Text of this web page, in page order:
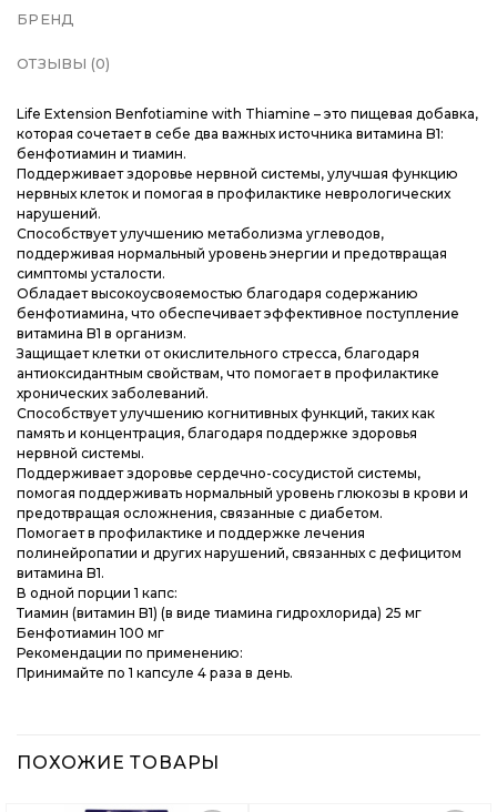
БРЕНД
ОТЗЫВЫ (0)
Life Extension Benfotiamine with Thiamine – это пищевая добавка,
которая сочетает в себе два важных источника витамина B1:
бенфотиамин и тиамин.
Поддерживает здоровье нервной системы, улучшая функцию
нервных клеток и помогая в профилактике неврологических
нарушений.
Способствует улучшению метаболизма углеводов,
поддерживая нормальный уровень энергии и предотвращая
симптомы усталости.
Обладает высокоусвояемостью благодаря содержанию
бенфотиамина, что обеспечивает эффективное поступление
витамина B1 в организм.
Защищает клетки от окислительного стресса, благодаря
антиоксидантным свойствам, что помогает в профилактике
хронических заболеваний.
Способствует улучшению когнитивных функций, таких как
память и концентрация, благодаря поддержке здоровья
нервной системы.
Поддерживает здоровье сердечно-сосудистой системы,
помогая поддерживать нормальный уровень глюкозы в крови и
предотвращая осложнения, связанные с диабетом.
Помогает в профилактике и поддержке лечения
полинейропатии и других нарушений, связанных с дефицитом
витамина B1.
В одной порции 1 капс:
Тиамин (витамин B1) (в виде тиамина гидрохлорида) 25 мг
Бенфотиамин 100 мг
Рекомендации по применению:
Принимайте по 1 капсуле 4 раза в день.
ПОХОЖИЕ ТОВАРЫ
Блог
Блог
Блог